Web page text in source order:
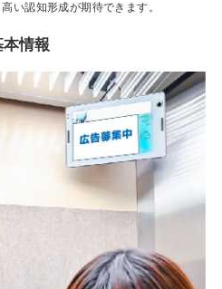
い認知形成が期待できます。
本情報